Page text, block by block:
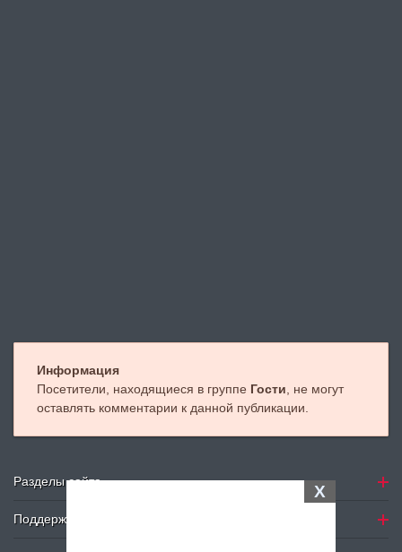
X
Информация
Посетители, находящиеся в группе Гости, не могут
оставлять комментарии к данной публикации.
Разделы сайта
Поддержка